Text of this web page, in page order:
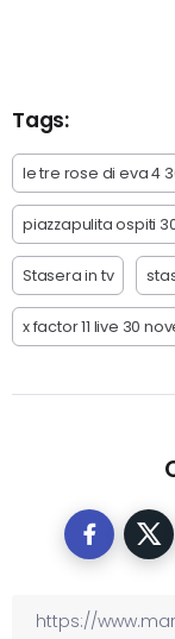
Tags:
le tre rose di eva 4
piazzapulita ospiti
Stasera in tv
x factor 11 live 30